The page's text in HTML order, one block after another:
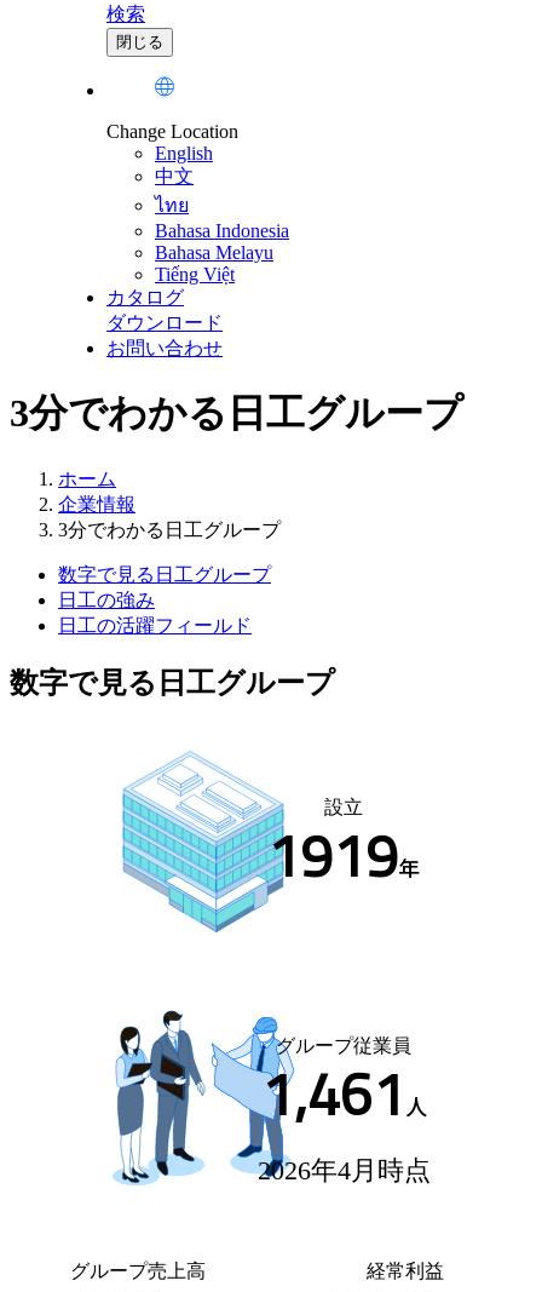
検索
閉じる
Change Location
English
中文
ไทย
Bahasa Indonesia
Bahasa Melayu
Tiếng Việt
カタログ
ダウンロード
お問い合わせ
3分でわかる日工グループ
ホーム
企業情報
3分でわかる日工グループ
数字で見る日工グループ
日工の強み
日工の活躍フィールド
数字で見る日工グループ
設立
1919年
グループ従業員
1,461 人
2026年4月時点
グループ売上高 経常利益